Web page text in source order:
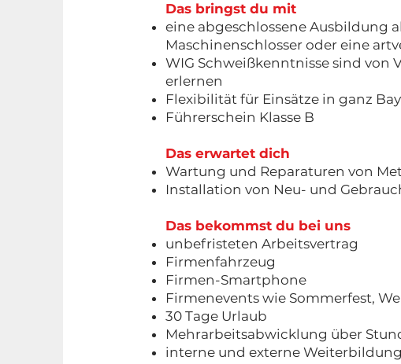
Das bringst du mit
eine abgeschlossene Ausbildung
Maschinenschlosser oder eine
WIG Schweißkenntnisse sind von
erlernen
Flexibilität für Einsätze in ganz
Führerschein Klasse B
Das erwartet dich
Wartung und Reparaturen von
Installation von Neu- und
Das bekommst du bei uns
unbefristeten Arbeitsvertrag
Firmenfahrzeug
Firmen-Smartphone
Firmenevents wie Sommerfest,
30 Tage Urlaub
Mehrarbeitsabwicklung über
interne und externe